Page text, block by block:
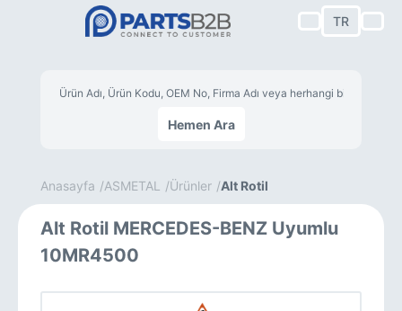
TR
Hemen Ara
Anasayfa ASMETAL Ürünler Alt Rotil
Alt Rotil MERCEDES-BENZ Uyumlu
10MR4500